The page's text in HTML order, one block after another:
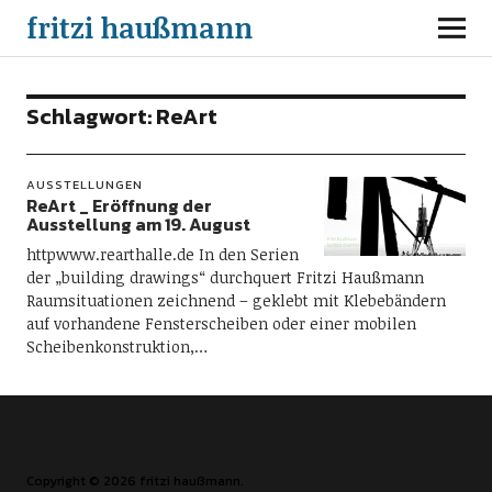
fritzi haußmann
Schlagwort:ReArt
AUSSTELLUNGEN
ReArt _ Eröffnung der
Ausstellung am 19. August
httpwww.rearthalle.de In den Serien
der „building drawings“ durchquert Fritzi Haußmann
Raumsituationen zeichnend – geklebt mit Klebebändern
auf vorhandene Fensterscheiben oder einer mobilen
Scheibenkonstruktion,…
Copyright © 2026 fritzi haußmann